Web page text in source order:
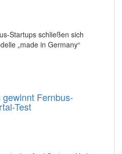
Startups schließen sich
„made in Germany“
Fernbus-
Test